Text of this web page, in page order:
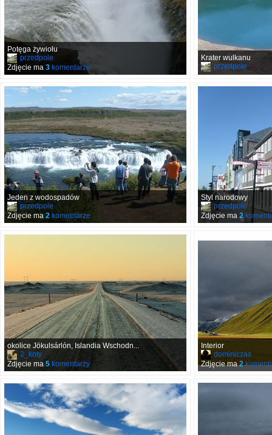
Potęga żywiołu
przedpole
Zdjęcie ma 3 komentarze
Krater wulkanu
przedpole
Jeden z wodospadów
przedpole
Zdjęcie ma 2 komentarze
Styl narodowy
przedpole
Zdjęcie ma 2
okolice Jökulsárlón, Islandia Wschodn...
2_koty
Zdjęcie ma 5 komentarzy
Interior
dominiczas
Zdjęcie ma2